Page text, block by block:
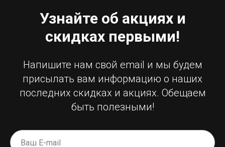
Узнайте об акциях и
скидках первыми!
Напишите нам свой email и мы будем
присылать вам информацию о наших
последних скидках и акциях. Обещаем
быть полезными!